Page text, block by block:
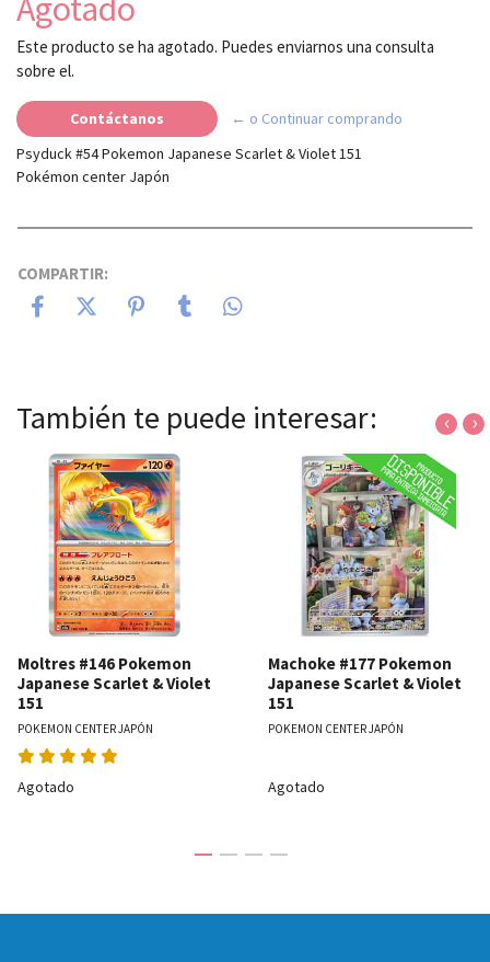
Este producto se ha agotado. Puedes enviarnos una consulta
sobre el.
Contáctanos
← o Continuar comprando
Psyduck #54 Pokemon Japanese Scarlet & Violet 151
Pokémon center Japón
COMPARTIR:
También te puede interesar:
Moltres #146 Pokemon
Japanese Scarlet & Violet
151
POKEMON CENTER JAPÓN
Agotado
Machoke #177 Pokemon
Japanese Scarlet & Violet
151
POKEMON CENTER JAPÓN
Agotado
‹ ›